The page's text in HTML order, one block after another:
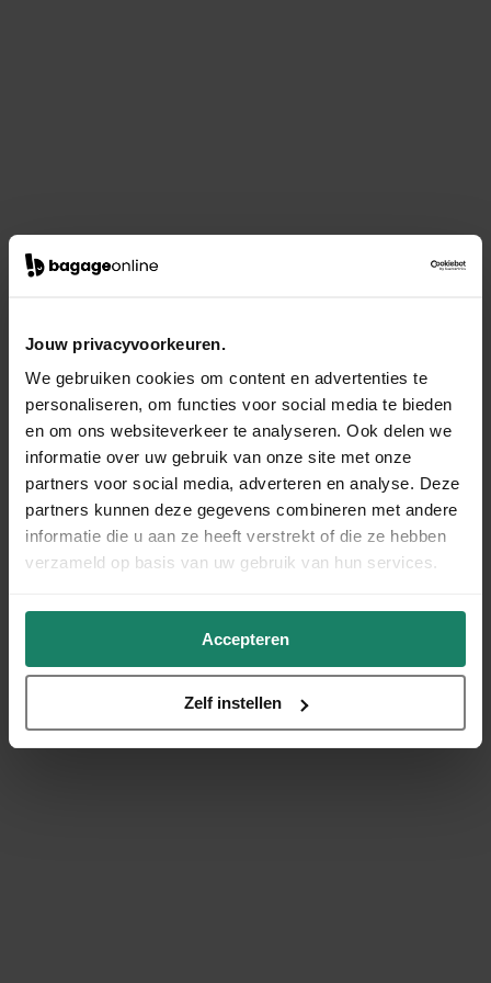
Jouw privacyvoorkeuren.
We gebruiken cookies om content en advertenties te
personaliseren, om functies voor social media te bieden
en om ons websiteverkeer te analyseren. Ook delen we
informatie over uw gebruik van onze site met onze
partners voor social media, adverteren en analyse. Deze
partners kunnen deze gegevens combineren met andere
informatie die u aan ze heeft verstrekt of die ze hebben
verzameld op basis van uw gebruik van hun services.
Accepteren
Zelf instellen